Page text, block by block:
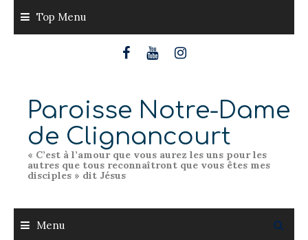
content
Top Menu
Paroisse Notre-Dame
de Clignancourt
« C’est à l’amour que vous aurez les uns pour les
autres que tous reconnaîtront que vous êtes mes
disciples » dit Jésus
Menu